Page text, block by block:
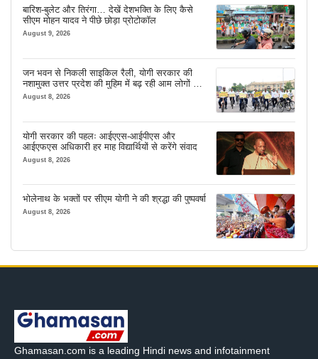
बारिश-बुलेट और तिरंगा… देखें देशभक्ति के लिए कैसे
सीएम मोहन यादव ने पीछे छोड़ा प्रोटोकॉल
August 9, 2026
जन भवन से निकली साइकिल रैली, योगी सरकार की
नशामुक्त उत्तर प्रदेश की मुहिम में बढ़ रही आम लोगों की
भागीदारी
August 8, 2026
योगी सरकार की पहलः आईएएस-आईपीएस और
आईएफएस अधिकारी हर माह विद्यार्थियों से करेंगे संवाद
August 8, 2026
भोलेनाथ के भक्तों पर सीएम योगी ने की श्रद्धा की पुष्पवर्षा
August 8, 2026
Ghamasan.com is a leading Hindi news and infotainment